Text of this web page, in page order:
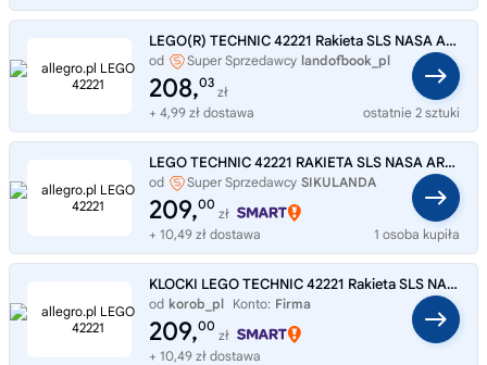
LEGO(R) TECHNIC 42221 Rakieta SLS NASA Artemis
od Super Sprzedawcy landofbook_pl
208,03
zł
+ 4,99 zł dostawa
ostatnie 2 sztuki
LEGO TECHNIC 42221 RAKIETA SLS NASA ARTEMIS
od Super Sprzedawcy SIKULANDA
209,00
zł
+ 10,49 zł dostawa
1 osoba kupiła
KLOCKI LEGO TECHNIC 42221 Rakieta SLS NASA Artemis + BRELOK
od korob_pl Konto: Firma
209,00
zł
+ 10,49 zł dostawa